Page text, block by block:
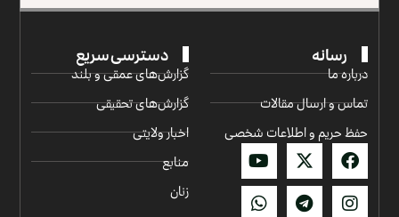
رسانه
درباره ما
تماس و ارسال مقالات
حفظ حریم و اطلاعات شخصی
دسترسی سریع
گزارش‌‌های عمقی و بلند
گزارش‌های تحقیقی
اخبار ولایتی
منابع
زنان